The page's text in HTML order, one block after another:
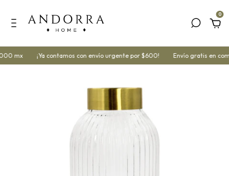
0
mx ¡Ya contamos con envío urgente por $600! Envío gratis en